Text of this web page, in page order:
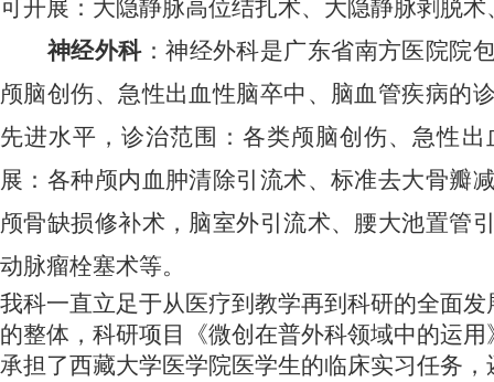
可开展：大隐静脉高位结扎术、大隐静脉剥脱
神经外科：神经外科是广东省南方医院院
颅脑创伤、急性出血性脑卒中、脑血管疾病的
先进水平，诊治范围：各类颅脑创伤、急性
展：各种颅内血肿清除引流术、标准去大骨瓣
颅骨缺损修补术，脑室外引流术、腰大池置管
动脉瘤栓塞术等。
我科一直立足于从医疗到教学再到科研的全面
的整体，科研项目《微创在普外科领域中的运
承担了西藏大学医学院医学生的临床实习任务